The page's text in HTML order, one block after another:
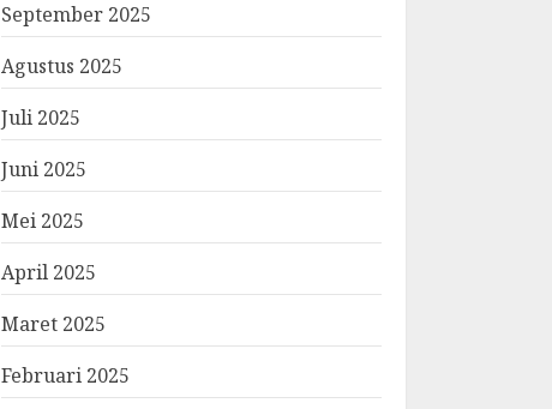
September 2025
Agustus 2025
Juli 2025
Juni 2025
Mei 2025
April 2025
Maret 2025
Februari 2025